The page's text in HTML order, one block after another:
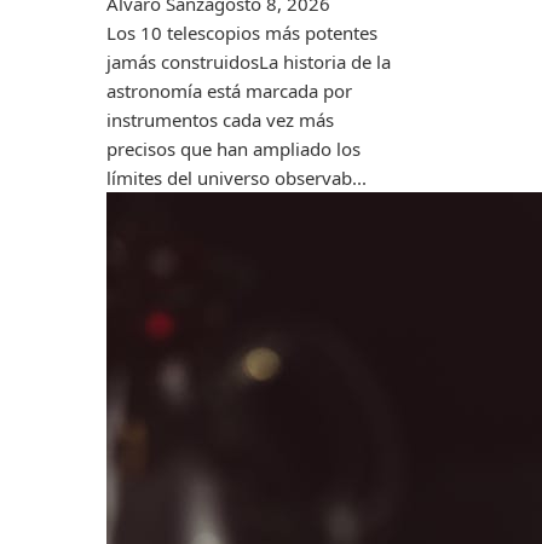
Los 10 telescopios más potentes
jamás construidosLa historia de la
astronomía está marcada por
instrumentos cada vez más
precisos que han ampliado los
límites del universo observab...